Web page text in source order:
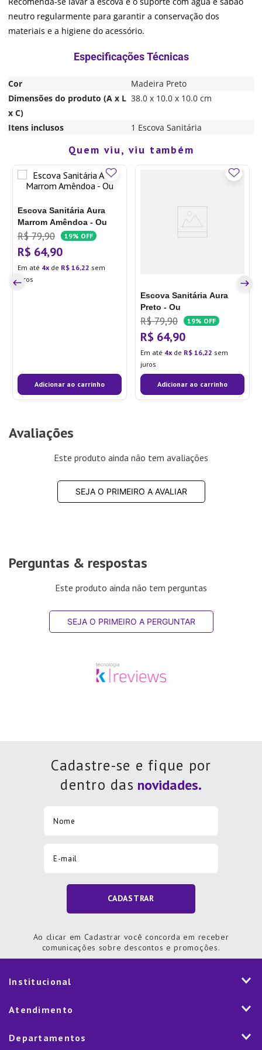
neutro regularmente para garantir a conservação dos
materiais e a higiene do acessório.
Cor
Madeira Preto
Dimensões do produto (A x L
x C)
38.0 x 10.0 x 10.0 cm
Itens inclusos 1 Escova Sanitária
Quem viu, viu também
Escova Sanitária Aura
Marrom Amêndoa - Ou
R$ 79,90 19% OFF
R$ 64,90
Em até 4 de R$ 16,22 sem
juros
Adicionar ao carrinho
Escova Sanitária Aura
Preto - Ou
R$ 79,90 19% OFF
R$ 64,90
Em até 4 de R$ 16,22 sem
juros
Adicionar ao carrinho
Avaliações
Este produto ainda não tem avaliações
SEJA O PRIMEIRO A AVALIAR
Perguntas & respostas
Este produto ainda não tem perguntas
SEJA O PRIMEIRO A PERGUNTAR
Cadastre-se e fique por
dentro das
CADASTRAR
Ao clicar em Cadastrar você concorda em receber
comunicações sobre descontos e promoções.
Institucional
História
Nossas Lojas
Atendimento
Departamentos